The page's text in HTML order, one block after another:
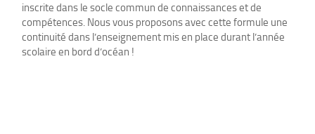
inscrite dans le socle commun de connaissances et de
compétences. Nous vous proposons avec cette formule une
continuité dans l’enseignement mis en place durant l’année
scolaire en bord d’océan !